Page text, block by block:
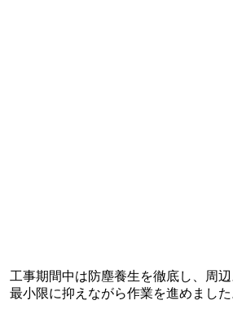
工事期間中は防塵養生を徹底し、周
最小限に抑えながら作業を進めました